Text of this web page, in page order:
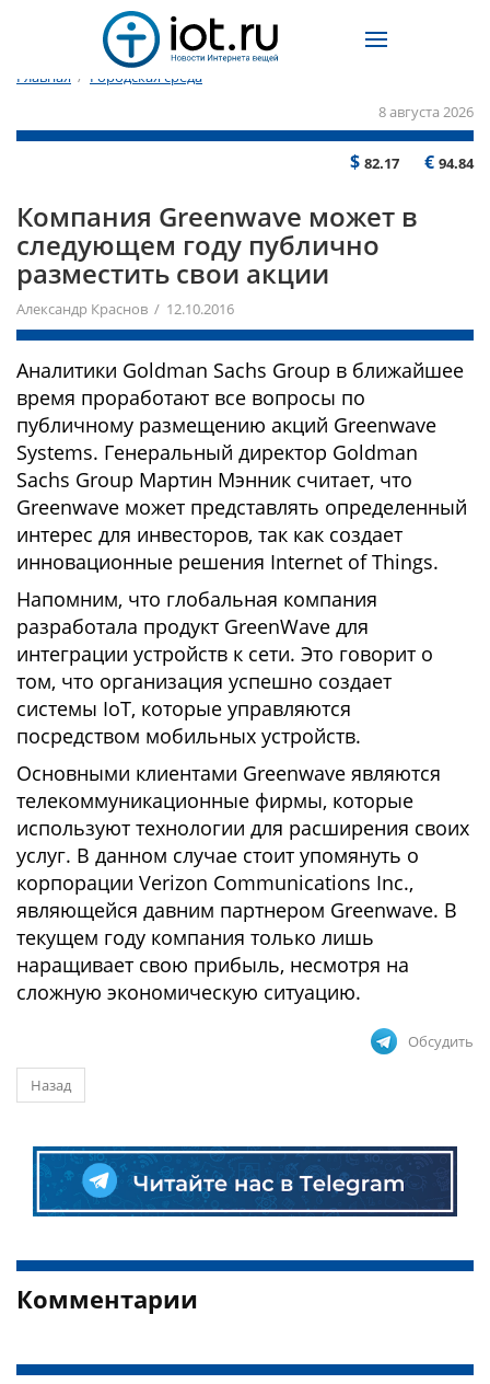
Главная / Городская среда
8 августа 2026
$ 82.17 € 94.84
Компания Greenwave может в
следующем году публично
разместить свои акции
Александр Краснов / 12.10.2016
Аналитики Goldman Sachs Group в ближайшее
время проработают все вопросы по
публичному размещению акций Greenwave
Systems. Генеральный директор Goldman
Sachs Group Мартин Мэнник считает, что
Greenwave может представлять определенный
интерес для инвесторов, так как создает
инновационные решения Internet of Things.
Напомним, что глобальная компания
разработала продукт GreenWave для
интеграции устройств к сети. Это говорит о
том, что организация успешно создает
системы IoT, которые управляются
посредством мобильных устройств.
Основными клиентами Greenwave являются
телекоммуникационные фирмы, которые
используют технологии для расширения своих
услуг. В данном случае стоит упомянуть о
корпорации Verizon Communications Inc.,
являющейся давним партнером Greenwave. В
текущем году компания только лишь
наращивает свою прибыль, несмотря на
сложную экономическую ситуацию.
Обсудить
Назад
Комментарии